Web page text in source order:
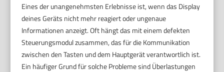
Eines der unangenehmsten Erlebnisse ist, wenn das Display
deines Geräts nicht mehr reagiert oder ungenaue
Informationen anzeigt. Oft hängt das mit einem defekten
Steuerungsmodul zusammen, das für die Kommunikation
zwischen den Tasten und dem Hauptgerät verantwortlich ist.
Ein häufiger Grund für solche Probleme sind Überlastungen